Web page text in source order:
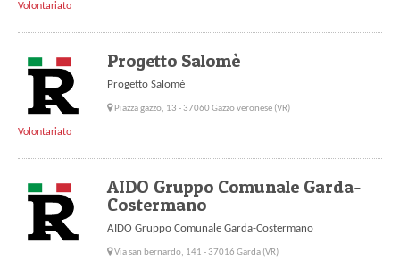
Volontariato
Progetto Salomè
Progetto Salomè
Piazza gazzo, 13 - 37060 Gazzo veronese (VR)
Volontariato
AIDO Gruppo Comunale Garda-
Costermano
AIDO Gruppo Comunale Garda-Costermano
Via san bernardo, 141 - 37016 Garda (VR)